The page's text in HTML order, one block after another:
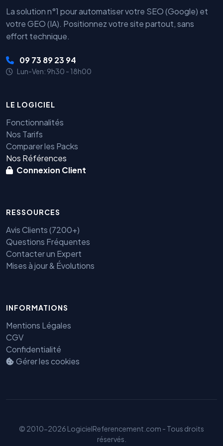
La solution n°1 pour automatiser votre SEO (Google) et
votre GEO (IA). Positionnez votre site partout, sans
effort technique.
09 73 89 23 94
Lun-Ven: 9h30 - 18h00
LE LOGICIEL
Fonctionnalités
Nos Tarifs
Comparer les Packs
Nos Références
Connexion Client
RESSOURCES
Avis Clients (7200+)
Questions Fréquentes
Contacter un Expert
Mises à jour & Évolutions
INFORMATIONS
Mentions Légales
CGV
Confidentialité
Gérer les cookies
© 2010-2026 LogicielReferencement.com - Tous droits
réservés.